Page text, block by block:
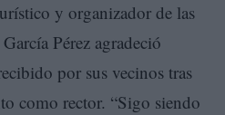
y organizador de las
Pérez agradeció
por sus vecinos tras
como rector. “Sigo siendo